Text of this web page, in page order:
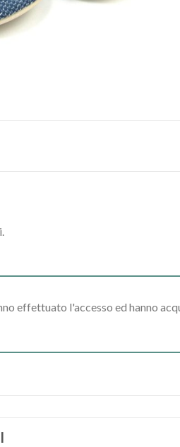
effettuato l'accesso ed hanno